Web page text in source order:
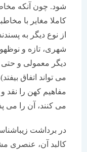
شود. چون آنکه مخاطبان
کاملا مغایر با مخاطبان
از نوع دیگر به پسندند.
شهری، تازه و نوظهور
دیگر معمولی و حتی پیش
می تواند اتفاق بیفتد)،
مفاهیم کهن را نقد و به
می کنند، آن را می پذیرند
در برداشت زیباشناسانه
کالبد آن، عنصری مشترک